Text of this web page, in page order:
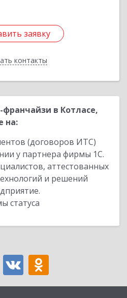
заявку
контакты
заявку
Назад
в Котласе,
на:
(договоров ИТС)
у партнера фирмы 1С.
аттестованных
и решений
статуса